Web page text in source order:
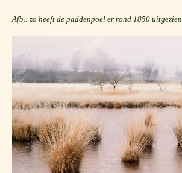
Afb.: zo heeft de paddenpoel er rond 1850 uitgezien.